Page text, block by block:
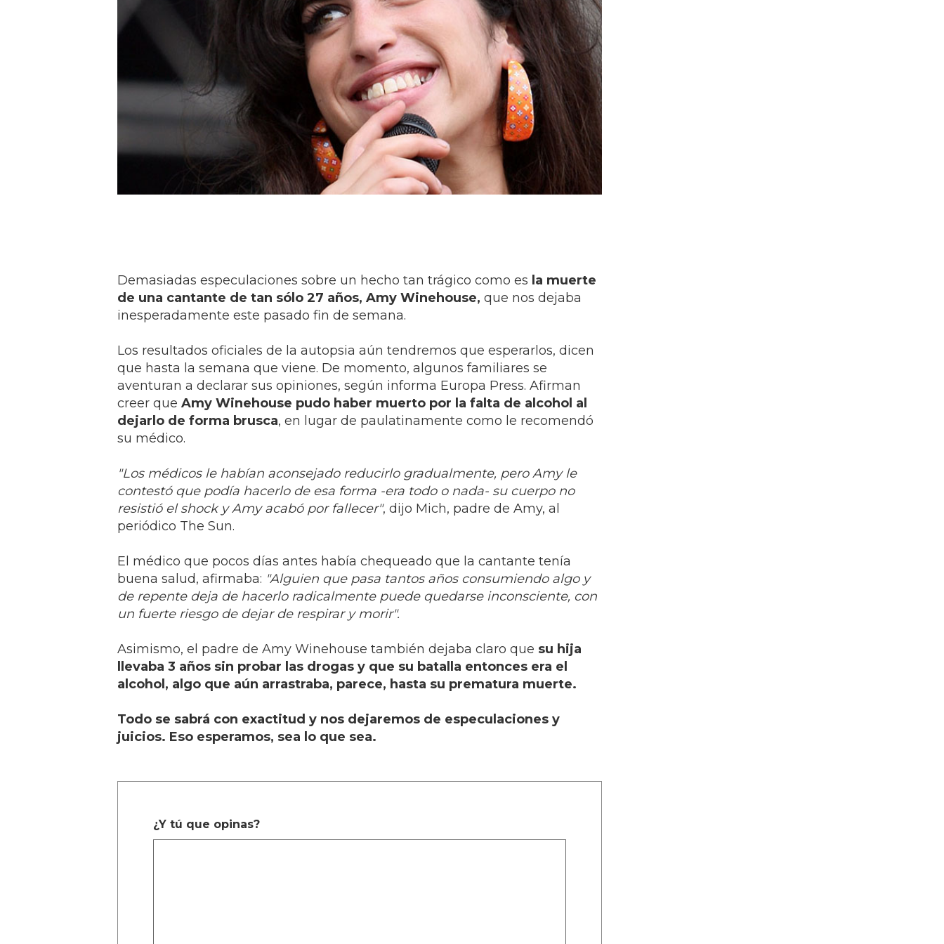
Demasiadas especulaciones sobre un hecho tan trágico como es la muerte
de una cantante de tan sólo 27 años, Amy Winehouse, que nos dejaba
inesperadamente este pasado fin de semana.
Los resultados oficiales de la autopsia aún tendremos que esperarlos, dicen
que hasta la semana que viene. De momento, algunos familiares se
aventuran a declarar sus opiniones, según informa Europa Press. Afirman
creer que Amy Winehouse pudo haber muerto por la falta de alcohol al
dejarlo de forma brusca, en lugar de paulatinamente como le recomendó
su médico.
"Los médicos le habían aconsejado reducirlo gradualmente, pero Amy le
contestó que podía hacerlo de esa forma -era todo o nada- su cuerpo no
resistió el shock y Amy acabó por fallecer", dijo Mich, padre de Amy, al
periódico The Sun.
El médico que pocos días antes había chequeado que la cantante tenía
buena salud, afirmaba: "Alguien que pasa tantos años consumiendo algo y
de repente deja de hacerlo radicalmente puede quedarse inconsciente, con
un fuerte riesgo de dejar de respirar y morir".
Asimismo, el padre de Amy Winehouse también dejaba claro que su hija
llevaba 3 años sin probar las drogas y que su batalla entonces era el
alcohol, algo que aún arrastraba, parece, hasta su prematura muerte.
Todo se sabrá con exactitud y nos dejaremos de especulaciones y
juicios. Eso esperamos, sea lo que sea.
¿Y tú que opinas?